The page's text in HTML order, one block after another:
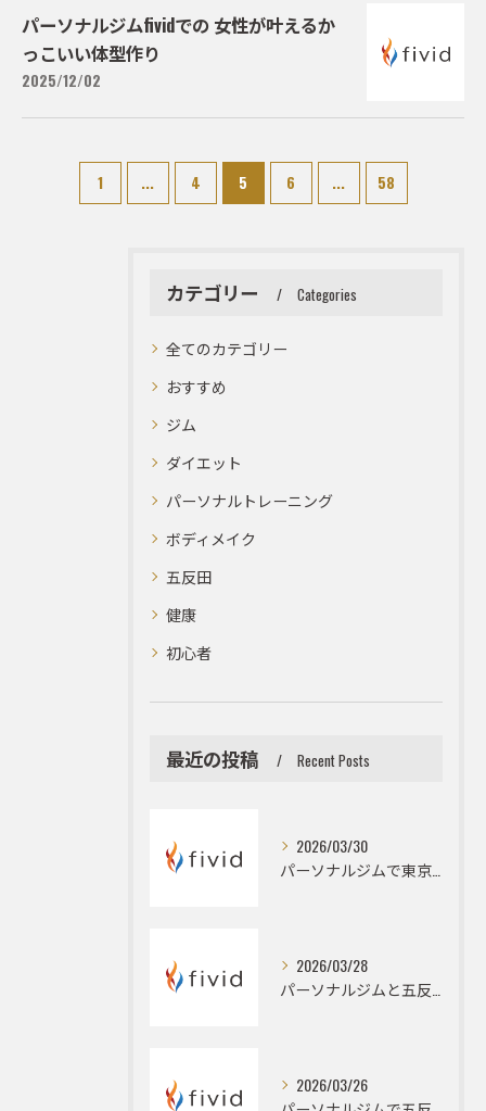
パーソナルジムfividでの 女性が叶えるか
っこいい体型作り
2025/12/02
1 ... 4 5 6 ... 58
カテゴリー Categories
全てのカテゴリー
おすすめ
ジム
ダイエット
パーソナルトレーニング
ボディメイク
五反田
健康
初心者
最近の投稿 Recent Posts
2026/03/30
2026/03/28
2026/03/26